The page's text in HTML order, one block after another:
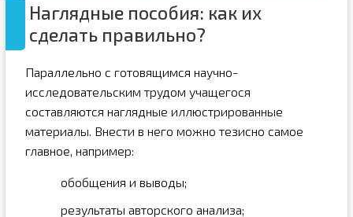
Наглядные пособия: как их
сделать правильно?
Параллельно с готовящимся научно-
исследовательским трудом учащегося
составляются наглядные иллюстрированные
материалы. Внести в него можно тезисно самое
главное, например:
обобщения и выводы;
результаты авторского анализа;